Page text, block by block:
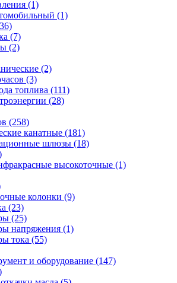
(1)
(1)
(7)
(2)
(2)
(3)
топлива (111)
(28)
(258)
канатные (181)
шлюзы (18)
высокоточные (1)
колонки (9)
(23)
(25)
напряжения (1)
тока (55)
и оборудование (147)